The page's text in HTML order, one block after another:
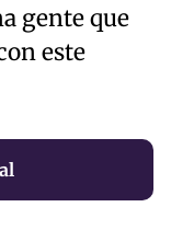
gente que
este